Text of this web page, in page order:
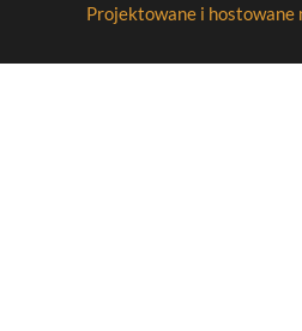
Projektowane i hostowane